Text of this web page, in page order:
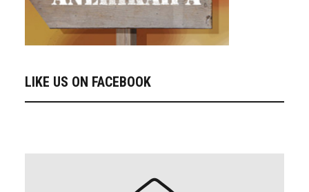
LIKE US ON FACEBOOK